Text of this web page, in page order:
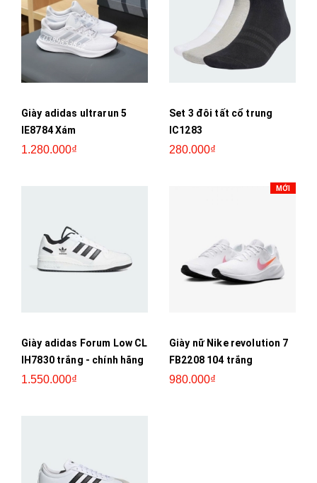
Giày adidas ultrarun 5
IE8784 Xám
1.280.000₫
Set 3 đôi tất cổ trung
IC1283
280.000₫
Giày adidas Forum Low CL
IH7830 trắng - chính hãng
1.550.000₫
MỚI
Giày nữ Nike revolution 7
FB2208 104 trắng
980.000₫